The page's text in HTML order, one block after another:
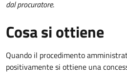
dal procuratore.
Cosa si ottiene
Quando il procedimento
positivamente si ottiene una